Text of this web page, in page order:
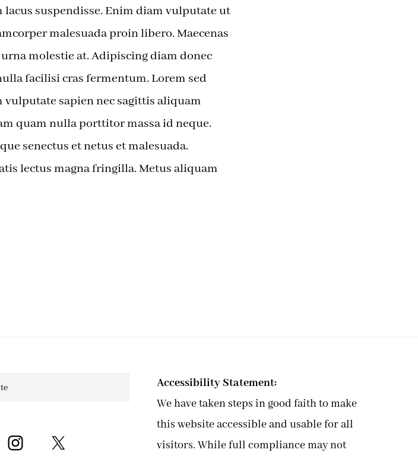
suspendisse. Enim diam vulputate ut
malesuada proin libero. Maecenas
molestie at. Adipiscing diam donec
facilisi cras fermentum. Lorem sed
sapien nec sagittis aliquam
quam nulla porttitor massa id neque.
senectus et netus et malesuada.
lectus magna fringilla. Metus aliquam
Accessibility Statement:
We have taken steps in good faith to make
this website accessible and usable for all
visitors. While full compliance may not